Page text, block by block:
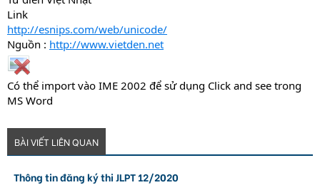
Link
http://esnips.com/web/unicode/
Nguồn : http://www.vietden.net
Có thể import vào IME 2002 để sử dụng Click and see trong
MS Word
BÀI VIẾT LIÊN QUAN
Thông tin đăng ký thi JLPT 12/2020